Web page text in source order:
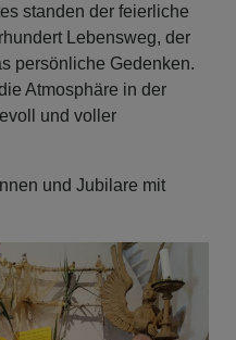
standen der feierliche
Lebensweg, der
persönliche Gedenken.
Atmosphäre in der
und voller
und Jubilare mit